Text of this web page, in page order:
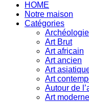
HOME
Notre maison
Catégories
Archéologie
Art Brut
Art africain
Art ancien
Art
Art
Autour de
Art moderne